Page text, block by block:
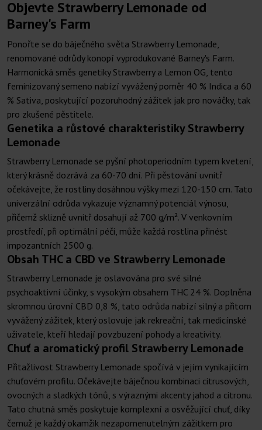
Objevte Strawberry Lemonade od
Barney's Farm
Ponořte se do báječného světa Strawberry Lemonade,
renomované odrůdy konopí vyprodukované Barney's Farm.
Harmonická směs genetiky Strawberry a Lemon OG, tento
feminizovaný semeno nabízí vyvážený poměr 40 % Indica a 60
% Sativa, poskytující pozoruhodný zážitek jak pro nováčky, tak
pro zkušené pěstitele.
Genetika a růstové charakteristiky Strawberry
Lemonade
Strawberry Lemonade se pyšní photoperiodním typem kvetení,
který krásně dozrává za 60-70 dní. Při pěstování uvnitř
očekávejte, že rostliny dosáhnou výšky mezi 120-150 cm. Tato
univerzální odrůda vykazuje významný potenciál výnosu,
přičemž sklizně uvnitř dosahují až 700 g/m². V venkovním
prostředí, při optimální péči, může každá rostlina přinést
impozantních 2500 g.
Obsah THC a CBD ve Strawberry Lemonade
Strawberry Lemonade je oslavována pro své silné
psychoaktivní účinky, s vysokým obsahem THC 24 %. Doplněna
skromnou úrovní CBD 0,8 %, tato odrůda nabízí silný a přitom
vyvážený zážitek, který oslovuje jak rekreační, tak medicínské
uživatele, kteří hledají povzbuzení pohody a kreativity.
Chuť a aromatický profil Strawberry Lemonade
Přitažlivost Strawberry Lemonade spočívá v jejím vynikajícím
chuťovém profilu. Očekávejte báječnou kombinaci citrusových,
ovocných a sladkých tónů, s výraznými akcenty jahod a citronu.
Tato chutná směs poskytuje komplexní a osvěžující chuť, díky
čemuž je každý okamžik nezapomenutelným zážitkem pro